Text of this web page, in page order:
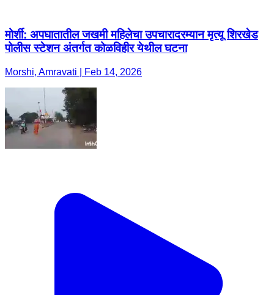
मोर्शी: अपघातातील जखमी महिलेचा उपचारादरम्यान मृत्यू शिरखेड
पोलीस स्टेशन अंतर्गत कोळविहीर येथील घटना
Morshi, Amravati | Feb 14, 2026